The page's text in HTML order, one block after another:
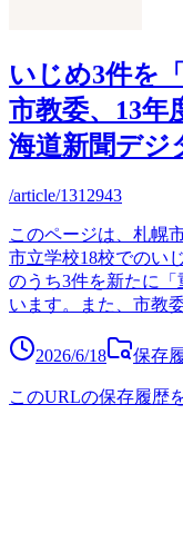
いじめ3件を
市教委、13年
海道新聞デジ
/article/1312943
このページは、札幌
市立学校18校でのい
のうち3件を新たに
います。また、市教
2026/6/18 保存
このURLの保存履歴